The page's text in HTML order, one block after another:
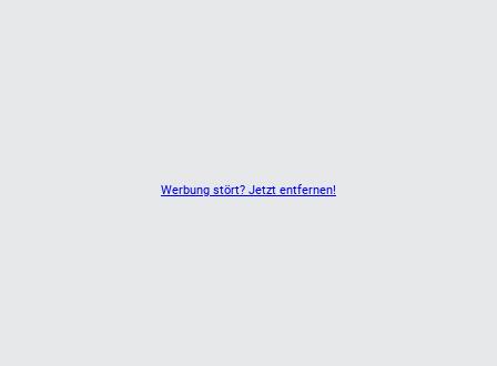
Werbung stört? Jetzt entfernen!